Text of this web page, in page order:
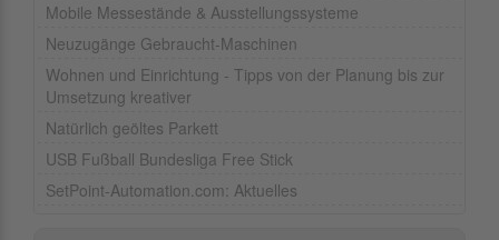
Mobile Messestände & Ausstellungssysteme
Neuzugänge Gebraucht-Maschinen
Wohnen und Einrichtung - Tipps von der Planung bis zur
Umsetzung kreativer
Natürlich geöltes Parkett
USB Fußball Bundesliga Free Stick
SetPoint-Automation.com: Aktuelles